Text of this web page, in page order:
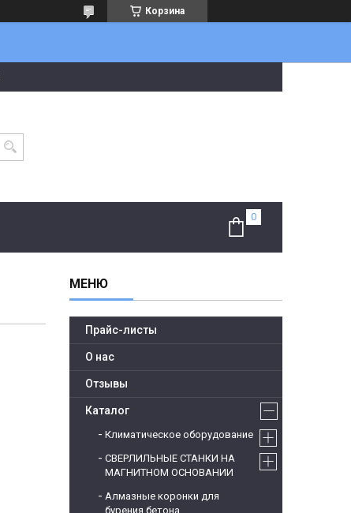
Корзина
Прайс-листы
О нас
Отзывы
Каталог
Климатическое оборудование
СВЕРЛИЛЬНЫЕ СТАНКИ НА
МАГНИТНОМ ОСНОВАНИИ
Алмазные коронки для
бурения бетона